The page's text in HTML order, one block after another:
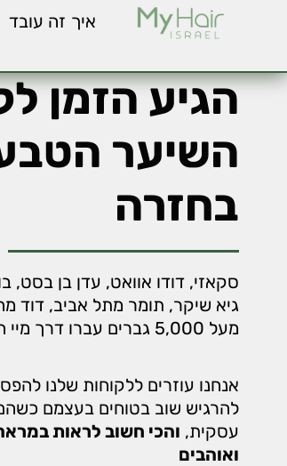
איך זה עובד
הגיע הזמן
השיער
בחזרה
סקאזי, דודו אוואט, עדן בן בסט,
גיא שיקר, תומר מתל אביב, דוד
מעל 5,000 גברים עברו דרך מיי הייר.
אנחנו עוזרים ללקוחות שלנו
להרגיש שוב בטוחים בעצמם
עסקית, והכי חשוב לראות
ואוהבים